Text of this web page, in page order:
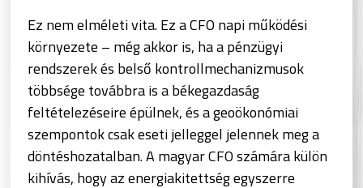
Ez nem elméleti vita. Ez a CFO napi működési
környezete – még akkor is, ha a pénzügyi
rendszerek és belső kontrollmechanizmusok
többsége továbbra is a békegazdaság
feltételezéseire épülnek, és a geoökonómiai
szempontok csak eseti jelleggel jelennek meg a
döntéshozatalban. A magyar CFO számára külön
kihívás, hogy az energiakitettség egyszerre